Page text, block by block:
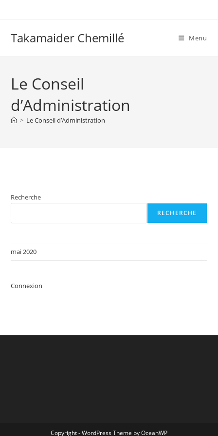
Takamaider Chemillé Menu
Le Conseil
d’Administration
> Le Conseil d’Administration
Recherche
RECHERCHE
mai 2020
Connexion
Copyright - WordPress Theme by OceanWP